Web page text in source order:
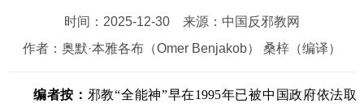
时间： 2025-12-30 来源： 中国反邪教网
作者： 奥默·本雅各布‌（Omer Benjakob） 桑梓（编译）
编者按： 邪教“全能神”早在1995年已被中国政府依法取